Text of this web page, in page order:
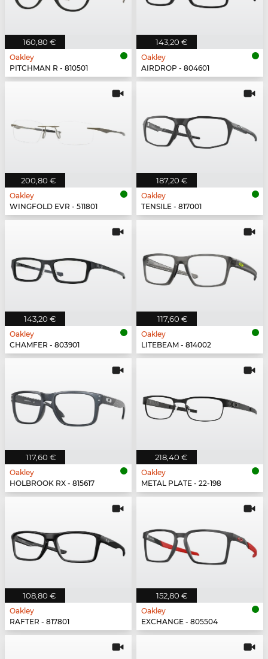
160,80 €
Oakley
PITCHMAN R - 810501
143,20 €
Oakley
AIRDROP - 804601
200,80 €
Oakley
WINGFOLD EVR - 511801
187,20 €
Oakley
TENSILE - 817001
143,20 €
Oakley
CHAMFER - 803901
117,60 €
Oakley
LITEBEAM - 814002
117,60 €
Oakley
HOLBROOK RX - 815617
218,40 €
Oakley
METAL PLATE - 22-198
108,80 €
Oakley
RAFTER - 817801
152,80 €
Oakley
EXCHANGE - 805504